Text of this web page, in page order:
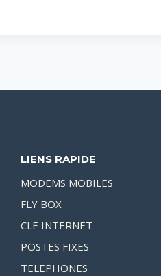
LIENS RAPIDE
MODEMS MOBILES
FLY BOX
CLE INTERNET
POSTES FIXES
TELEPHONES